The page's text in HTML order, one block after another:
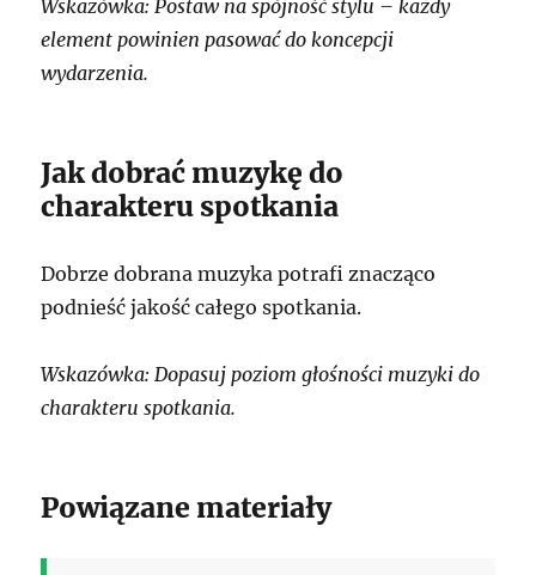
Wskazówka: Postaw na spójność stylu – każdy
element powinien pasować do koncepcji
wydarzenia.
Jak dobrać muzykę do
charakteru spotkania
Dobrze dobrana muzyka potrafi znacząco
podnieść jakość całego spotkania.
Wskazówka: Dopasuj poziom głośności muzyki do
charakteru spotkania.
Powiązane materiały